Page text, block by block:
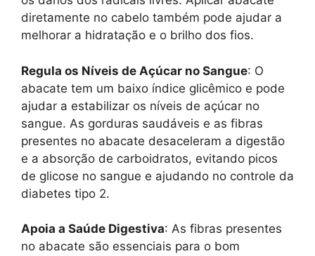
diretamente no cabelo também pode ajudar a
melhorar a hidratação e o brilho dos fios.
Regula os Níveis de Açúcar no Sangue: O
abacate tem um baixo índice glicêmico e pode
ajudar a estabilizar os níveis de açúcar no
sangue. As gorduras saudáveis e as fibras
presentes no abacate desaceleram a digestão
e a absorção de carboidratos, evitando picos
de glicose no sangue e ajudando no controle da
diabetes tipo 2.
Apoia a Saúde Digestiva: As fibras presentes
no abacate são essenciais para o bom